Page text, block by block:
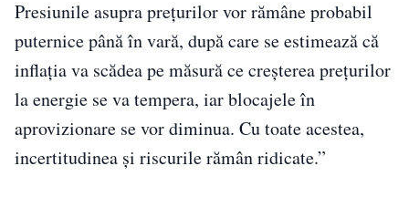
Presiunile asupra preţurilor vor rămâne probabil
puternice până în vară, după care se estimează că
inflaţia va scădea pe măsură ce creşterea preţurilor
la energie se va tempera, iar blocajele în
aprovizionare se vor diminua. Cu toate acestea,
incertitudinea şi riscurile rămân ridicate.”